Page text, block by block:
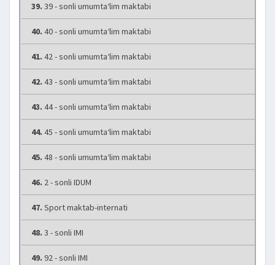
39. 39 - sonli umumta‘lim maktabi
40. 40 - sonli umumta‘lim maktabi
41. 42 - sonli umumta‘lim maktabi
42. 43 - sonli umumta‘lim maktabi
43. 44 - sonli umumta‘lim maktabi
44. 45 - sonli umumta‘lim maktabi
45. 48 - sonli umumta‘lim maktabi
46. 2 - sonli IDUM
47. Sport maktab-internati
48. 3 - sonli IMI
49. 92 - sonli IMI